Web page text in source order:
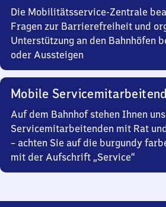
Die Mobilitätsservice-Zentrale
Fragen zur Barrierefreiheit und
Unterstützung an den Bahnhöfen
oder Aussteigen
Mobile
Auf dem Bahnhof stehen Ihnen
Servicemitarbeitenden mit Rat
– achten Sie auf die burgundy
mit der Aufschrift „Service“